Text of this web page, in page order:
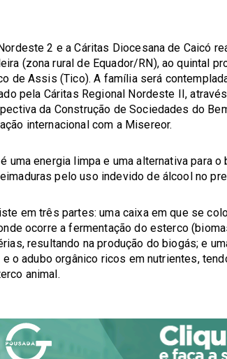
2 e a Cáritas Diocesana de Caicó
(zona rural de Equador/RN), ao quintal
de Assis (Tico). A família será
pela Cáritas Regional Nordeste II,
da Construção de Sociedades do
internacional com a Misereor.
uma energia limpa e uma alternativa para
pelo uso indevido de álcool no
em três partes: uma caixa em que se
ocorre a fermentação do esterco
resultando na produção do biogás; e
o adubo orgânico ricos em nutrientes,
animal.